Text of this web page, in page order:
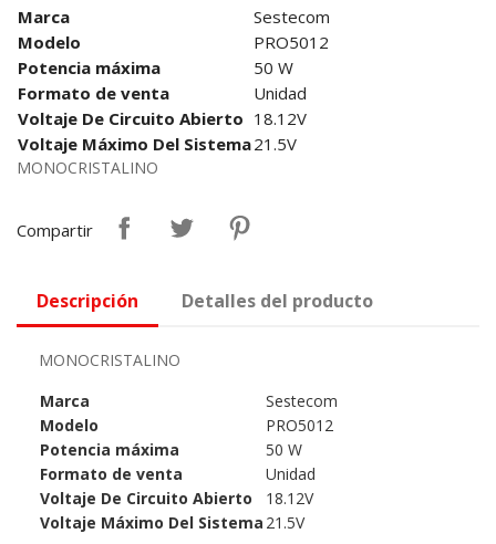
Marca
Sestecom
Modelo
PRO5012
Potencia máxima
50 W
Formato de venta
Unidad
Voltaje De Circuito Abierto 18.12V
Voltaje Máximo Del Sistema21.5V
MONOCRISTALINO
Compartir
Descripción Detalles del producto
MONOCRISTALINO
Marca
Sestecom
Modelo
PRO5012
Potencia máxima
50 W
Formato de venta
Unidad
Voltaje De Circuito Abierto
18.12V
Voltaje Máximo Del Sistema 21.5V